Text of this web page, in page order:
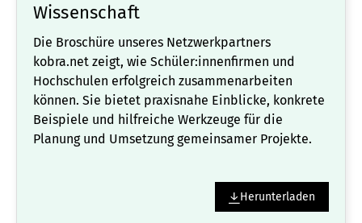
Wissenschaft
Die Broschüre unseres Netzwerkpartners
kobra.net zeigt, wie Schüler:innenfirmen und
Hochschulen erfolgreich zusammenarbeiten
können. Sie bietet praxisnahe Einblicke, konkrete
Beispiele und hilfreiche Werkzeuge für die
Planung und Umsetzung gemeinsamer Projekte.
Herunterladen